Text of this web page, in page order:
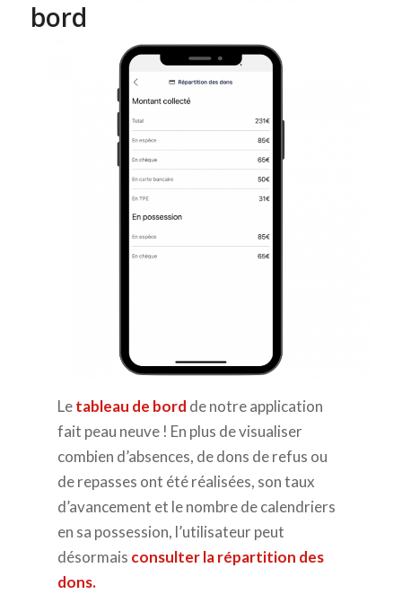
bord
Letableau de bord de notre application
fait peau neuve ! En plus de visualiser
combien d’absences, de dons de refus ou
de repasses ont été réalisées, son taux
d’avancement et le nombre de calendriers
en sa possession, l’utilisateur peut
désormais consulter la répartition des
dons.